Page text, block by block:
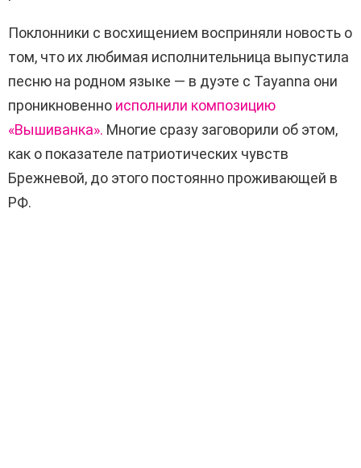
Поклонники с восхищением восприняли новость о
том, что их любимая исполнительница выпустила
песню на родном языке — в дуэте с Tayanna они
проникновенно исполнили композицию
«Вышиванка». Многие сразу заговорили об этом,
как о показателе патриотических чувств
Брежневой, до этого постоянно проживающей в
РФ.